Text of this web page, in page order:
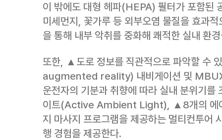
이 밖에도 대형 헤파(HEPA) 필터가 포함된
미세먼지, 꽃가루 등 외부오염 물질을 효과
을 통해 내부 악취를 중화해 쾌적한 실내 환
또한, ▲도로 정보를 직관적으로 파악할 수
augmented reality) 내비게이션 및
운전자의 기분과 취향에 따라 실내 분위기를
이트(Active Ambient Light), ▲8개의 에어
지 마사지 프로그램을 제공하는 멀티컨투어
행 경험을 제공한다.